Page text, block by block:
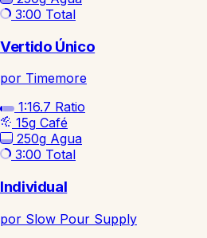
3:00 Total
Vertido Único
por Timemore
1:16.7 Ratio
15g Café
250g Agua
3:00 Total
Individual
por Slow Pour Supply